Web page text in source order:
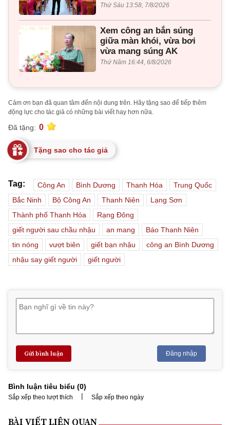
Thứ Sáu 13:58, 7/8/2026
Xem công an bắn súng
giữa màn khói, vừa bơi
vừa mang súng AK
Thứ Năm 16:44, 6/8/2026
Cảm ơn bạn đã quan tâm đến nội dung trên. Hãy tặng sao để tiếp thêm
động lực cho tác giả có những bài viết hay hơn nữa.
Đã tặng: 0
Tặng sao cho tác giả
Tag: Công An Bình Dương Thanh Hóa
Trung Quốc
Bắc Ninh
Bộ Công An Thanh Niên
Lạng Sơn
Thành phố Thanh Hóa
Rạng Đông
giết người sau chầu nhậu
an mang
Báo Thanh Niên
tin nóng
vượt biên giết bạn nhậu
công an Bình Dương
nhậu say giết người
giết người
Gửi bình luận Đăng nhập
Bình luận tiêu biểu (0)
Sắp xếp theo lượt thích | Sắp xếp theo ngày
BÀI VIẾT LIÊN QUAN